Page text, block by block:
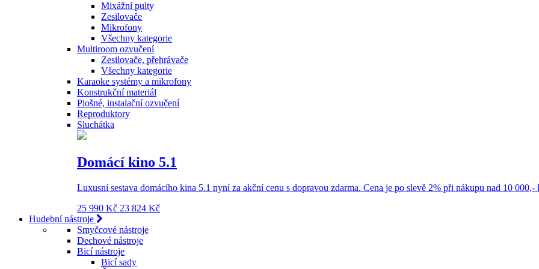
Mixážní pulty
Zesilovače
Mikrofony
Všechny kategorie
Multiroom ozvučení
Zesilovače, přehrávače
Všechny kategorie
Karaoke systémy a mikrofony
Konstrukční materiál
Plošné, instalační ozvučení
Reproduktory
Sluchátka
Domácí kino 5.1
Luxusní sestava domácího kina 5.1 nyní za akční cenu s dopravou zdarma. Cena je po slevě 2% při nákupu nad 10 000,-
25 990 Kč 23 824 Kč
Hudební nástroje
Smyčcové nástroje
Dechové nástroje
Bicí nástroje
Bicí sady